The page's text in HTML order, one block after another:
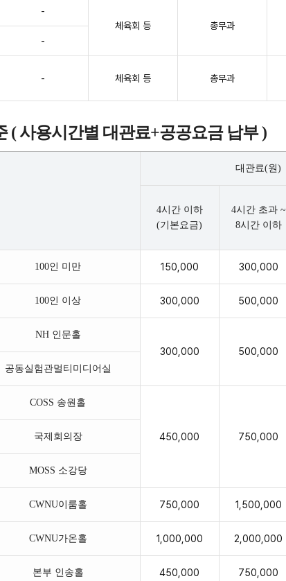
-
체육회 등
총무과
-
- 체육회 등 총무과
( 사용시간별 대관료+공공요금 납부 )
대관료(원)
4시간 이하
(기본요금)
4시간 초과 ~
8시간 이하
100인 미만 150,000 300,000
100인 이상 300,000 500,000
NH 인문홀
300,000 500,000
공동실험관멀티미디어실
COSS 송원홀
450,000 750,000
국제회의장
MOSS 소강당
CWNU이룸홀 750,000 1,500,000
CWNU가온홀 1,000,000 2,000,000
본부 인송홀 450,000 750,000